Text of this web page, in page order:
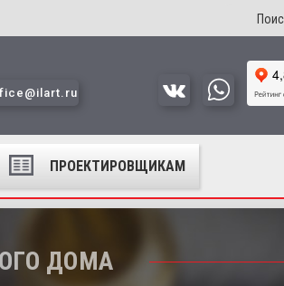
ПРОЕКТИРОВЩИКАМ
ДОМА